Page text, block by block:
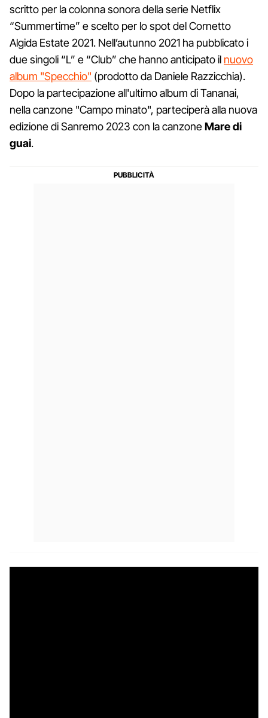
scritto per la colonna sonora della serie Netflix
“Summertime” e scelto per lo spot del Cornetto
Algida Estate 2021. Nell’autunno 2021 ha pubblicato i
due singoli “L” e “Club” che hanno anticipato il nuovo
album "Specchio" (prodotto da Daniele Razzicchia).
Dopo la partecipazione all'ultimo album di Tananai,
nella canzone "Campo minato", parteciperà alla nuova
edizione di Sanremo 2023 con la canzoneMare di
guai.